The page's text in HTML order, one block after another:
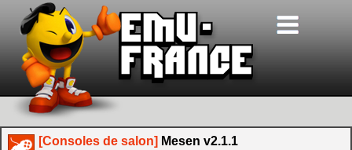
[Consoles de salon] Mesen v2.1.1